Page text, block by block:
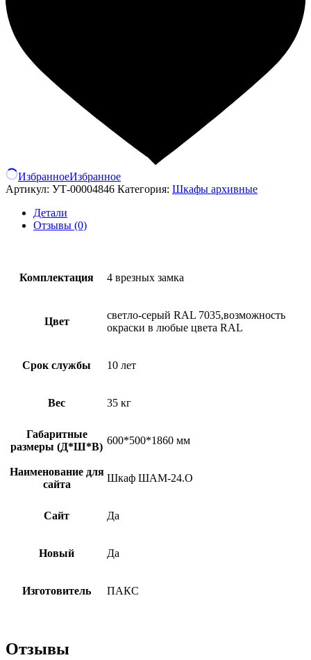
ИзбранноеИзбранное
Артикул: УТ-00004846 Категория: Шкафы архивные
Детали
Отзывы (0)
Комплектация 4 врезных замка
Цвет
светло-серый RAL 7035,возможность
окраски в любые цвета RAL
Срок службы 10 лет
Вес 35 кг
Габаритные
размеры (Д*Ш*В)
600*500*1860 мм
Наименование для
сайта
Шкаф ШАМ-24.О
Сайт Да
Новый Да
Изготовитель ПАКС
Отзывы